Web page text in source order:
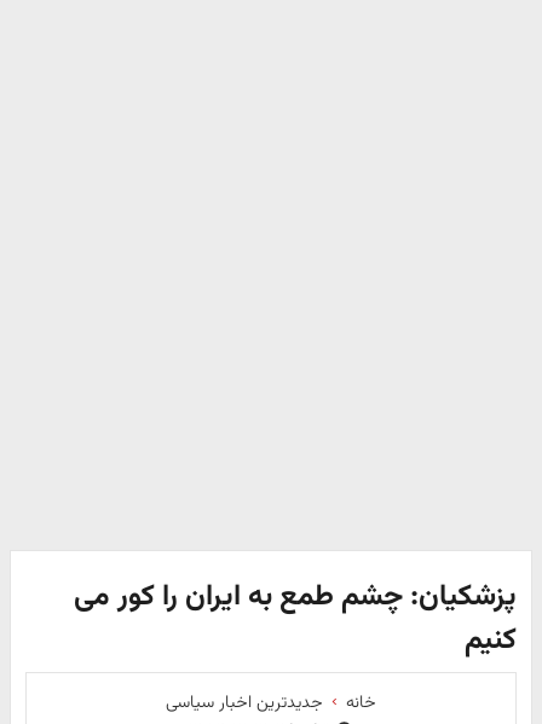
پزشکیان: چشم طمع به ایران را کور می
کنیم
خانه
جدیدترین اخبار سیاسی